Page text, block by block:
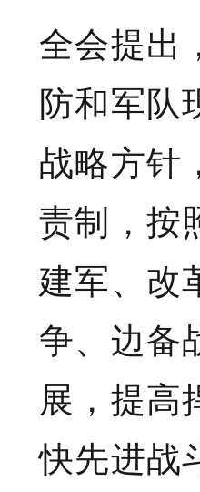
全会提出
防和军队
战略方针
责制，按
建军、改
争、边备
展，提高
快先进战